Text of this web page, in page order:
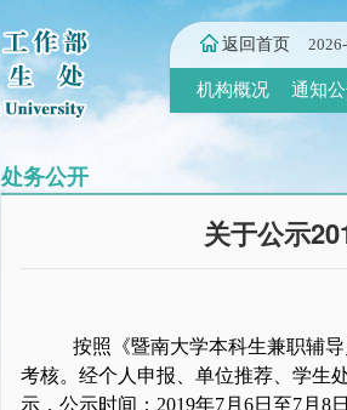
返回首页
机构概况 通知
处务公开
关于公示
按照《暨南大学本科生兼职辅
考核。经个人申报、单位推荐、学生
示，公示时间：2019年7月 6日至7月 8